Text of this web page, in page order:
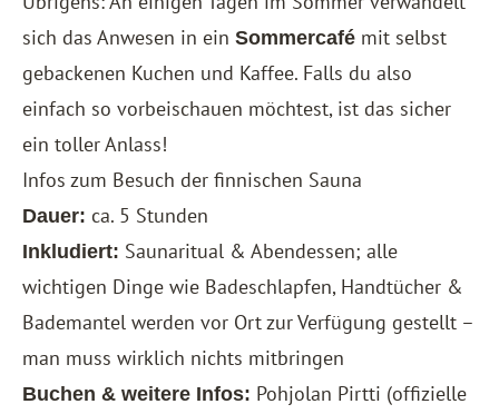
sich das Anwesen in ein Sommercafé mit selbst
gebackenen Kuchen und Kaffee. Falls du also
einfach so vorbeischauen möchtest, ist das sicher
ein toller Anlass!
Infos zum Besuch der finnischen Sauna
Dauer: ca. 5 Stunden
Inkludiert: Saunaritual & Abendessen; alle
wichtigen Dinge wie Badeschlapfen, Handtücher &
Bademantel werden vor Ort zur Verfügung gestellt –
man muss wirklich nichts mitbringen
Buchen & weitere Infos: Pohjolan Pirtti (offizielle